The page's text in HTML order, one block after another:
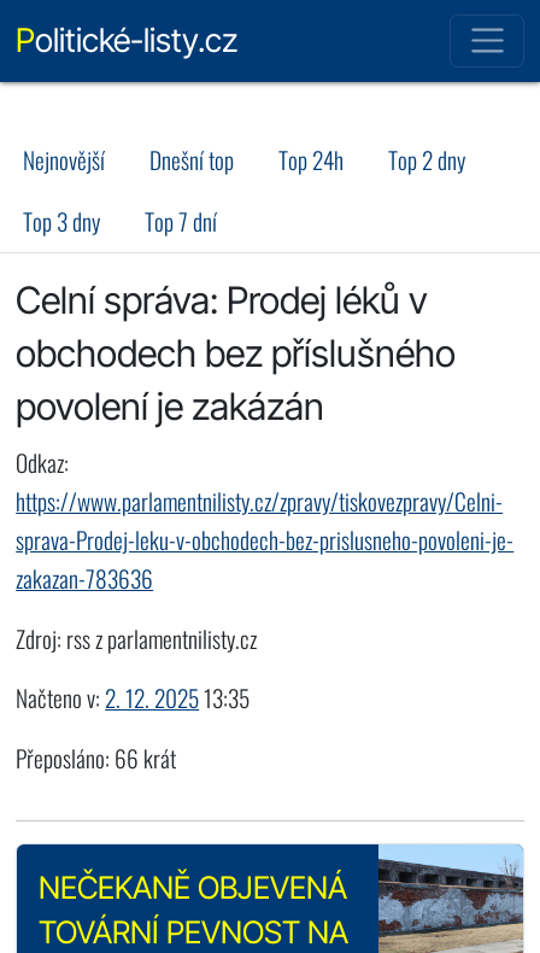
Politické-listy.cz
Nejnovější Dnešní top Top 24h
Top 2 dny
Top 3 dny
Top 7 dní
Celní správa: Prodej léků v
obchodech bez příslušného
povolení je zakázán
Odkaz:
https://www.parlamentnilisty.cz/zpravy/tiskovezpravy/Celni-
sprava-Prodej-leku-v-obchodech-bez-prislusneho-povoleni-je-
zakazan-783636
Zdroj: rss z parlamentnilisty.cz
Načteno v: 2. 12. 202513:35
Přeposláno: 66 krát
NEČEKANĚ OBJEVENÁ
TOVÁRNÍ PEVNOST NA